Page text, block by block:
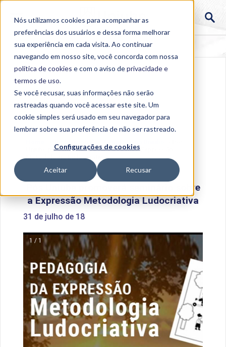
Nós utilizamos cookies para acompanhar as
preferências dos usuários e dessa forma melhorar
sua experiência em cada visita. Ao continuar
navegando em nosso site, você concorda com nossa
política de cookies e com o aviso deprivacidade e
termos de uso.
Se você recusar, suas informações não serão
rastreadas quando você acessar este site. Um
cookie simples será usado em seu navegador para
lembrar sobre sua preferência de não ser rastreado.
Configurações de cookies
Aceitar Recusar
Uniube promoverá seminário sobre a Expressão
Metodologia Ludocriativa
Pós Uniube promoverá seminário sobre
a Expressão Metodologia Ludocriativa
31 de julho de 18
1 / 1